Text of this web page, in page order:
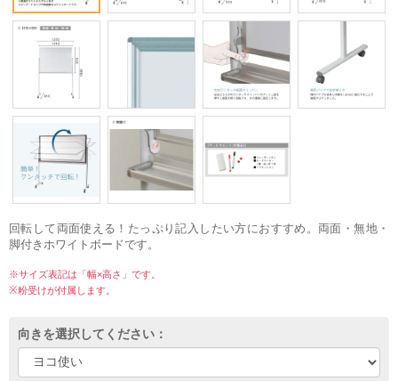
回転して両面使える！たっぷり記入したい方におすすめ。両面・無地・
脚付きホワイトボードです。
※サイズ表記は「幅×高さ」です。
※粉受けが付属します。
向きを選択してください：